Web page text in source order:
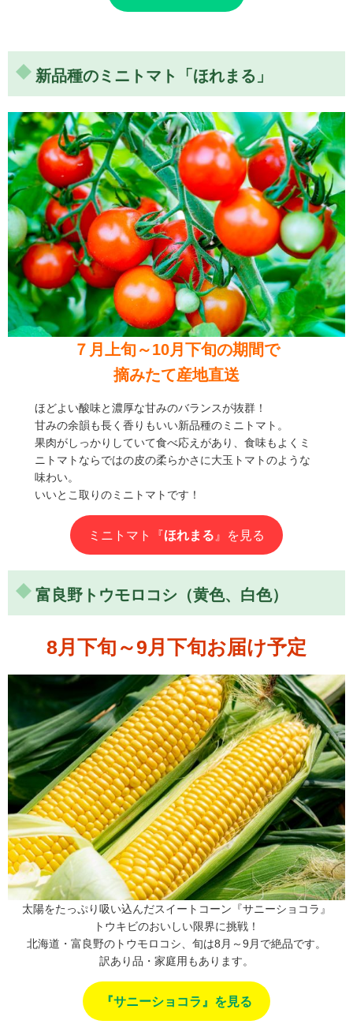
新品種のミニトマト「ほれまる」
７月上旬～10月下旬の期間で
摘みたて産地直送
ほどよい酸味と濃厚な甘みのバランスが抜群！
甘みの余韻も長く香りもいい新品種のミニトマト。
果肉がしっかりしていて食べ応えがあり、食味もよくミ
ニトマトならではの皮の柔らかさに大玉トマトのような
味わい。
いいとこ取りのミニトマトです！
ミニトマト『ほれまる 』を見る
富良野トウモロコシ（黄色、白色）
8月下旬～9月下旬お届け予定
太陽をたっぷり吸い込んだスイートコーン『サニーショコラ』
トウキビのおいしい限界に挑戦！
北海道・富良野のトウモロコシ、旬は8月～9月で絶品です。
訳あり品・家庭用もあります。
『サニーショコラ』を見る